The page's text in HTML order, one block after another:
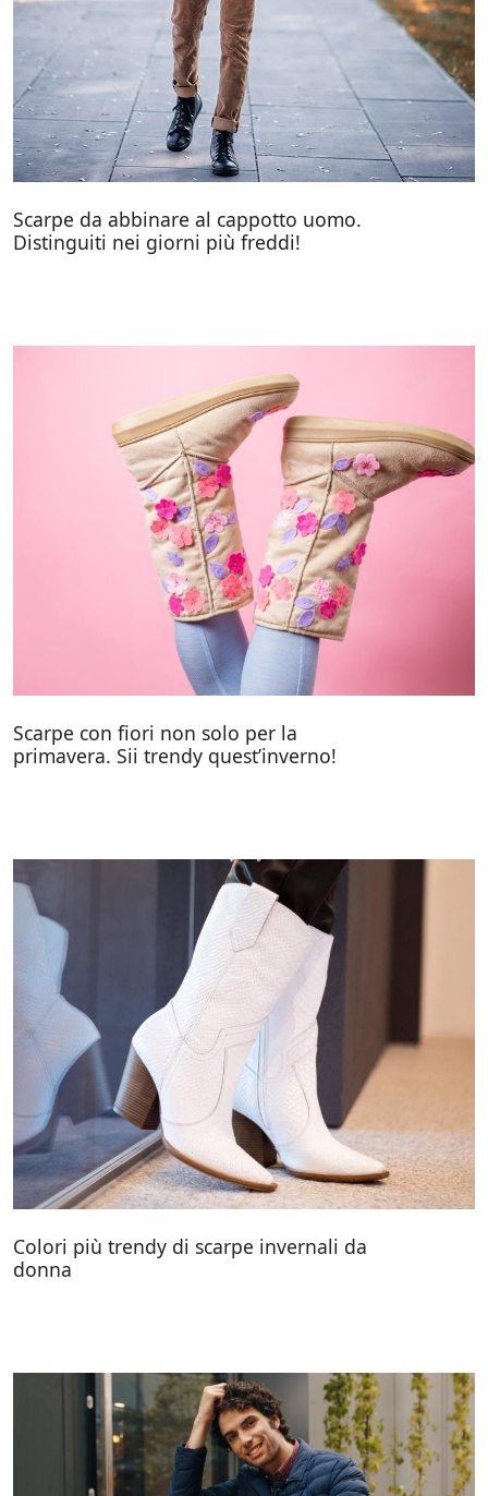
Scarpe da abbinare al cappotto uomo.
Distinguiti nei giorni più freddi!
Scarpe con fiori non solo per la
primavera. Sii trendy quest’inverno!
Colori più trendy di scarpe invernali da
donna